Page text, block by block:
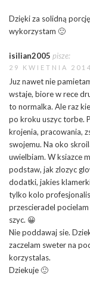
Dzięki za solidną
wykorzystam 🙂
isilian2005 pisze:
29 KWIETNIA
Juz nawet nie
wstaje, biore w rece
to normalka. Ale raz
po kroku uszyc torbe.
krojenia, pracowania,
swojemu. Na oko
uwielbiam. W ksiazce
podstaw, jak zlozyc
dodatki, jakies
tylko kolo
przescieradel
szyc. 😀
Nie poddawaj sie.
zaczelam sweter na
korzystalas.
Dziekuje 🙂